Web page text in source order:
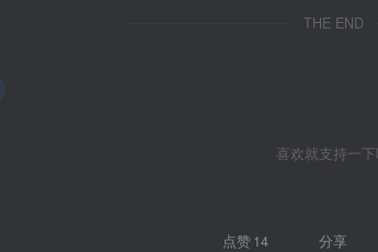
THE END
喜欢就支持一
点赞14 分享